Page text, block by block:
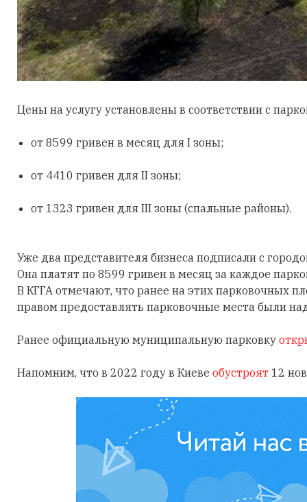
Цены на услугу установлены в соответствии с
от 8599 гривен в месяц для I зоны;
от 4410 гривен для ІІ зоны;
от 1323 гривен для ІІI зоны (спальные районы).
Уже два представителя бизнеса подписали с
Она платят по 8599 гривен в месяц за каждое
В КГГА отмечают, что ранее на этих парковочных
правом предоставлять парковочные места были
Ранее официальную муниципальную парковку
Напомним, что в 2022 году в Киеве обустроят 12